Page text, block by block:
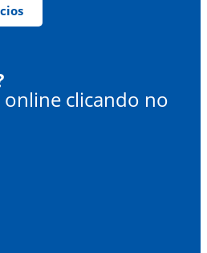
online clicando no